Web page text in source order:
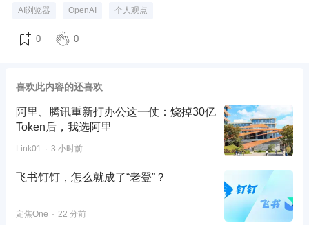
AI浏览器 OpenAI 个人观点
0 0
喜欢此内容的还喜欢
阿里、腾讯重新打办公这一仗：烧掉30亿
Token后，我选阿里
Link01 3 小时前
飞书钉钉，怎么就成了“老登”？
定焦One 22 分前